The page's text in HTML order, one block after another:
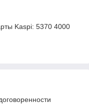
Kaspi: 5370 4000